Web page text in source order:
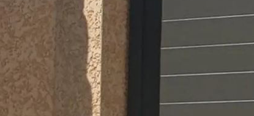
de choix
voiture
de choix
> Porche d'entrée
> Cuisine extérieure
aluminium > Tous nos habillages extérieurs
aluminium > Habillage de jardinière
aluminium > Habillage de climatiseur et PAC